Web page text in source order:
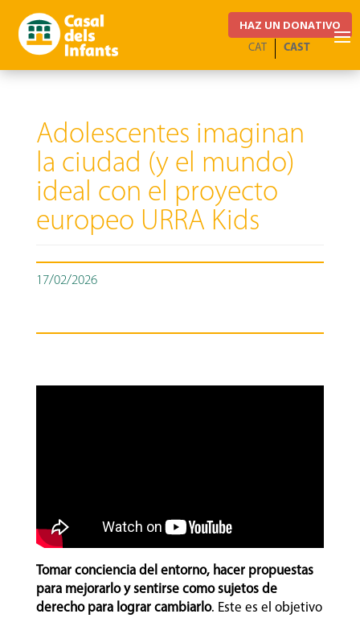
HAZ UN DONATIVO
CAST
CAT
Adolescentes imaginan
la ciudad (y el mundo)
ideal con el proyecto
europeo URRA Kids
17/02/2026
Tomar conciencia del entorno, hacer propuestas
para mejorarlo y sentirse como sujetos de
derecho para lograr cambiarlo. Este es el objetivo